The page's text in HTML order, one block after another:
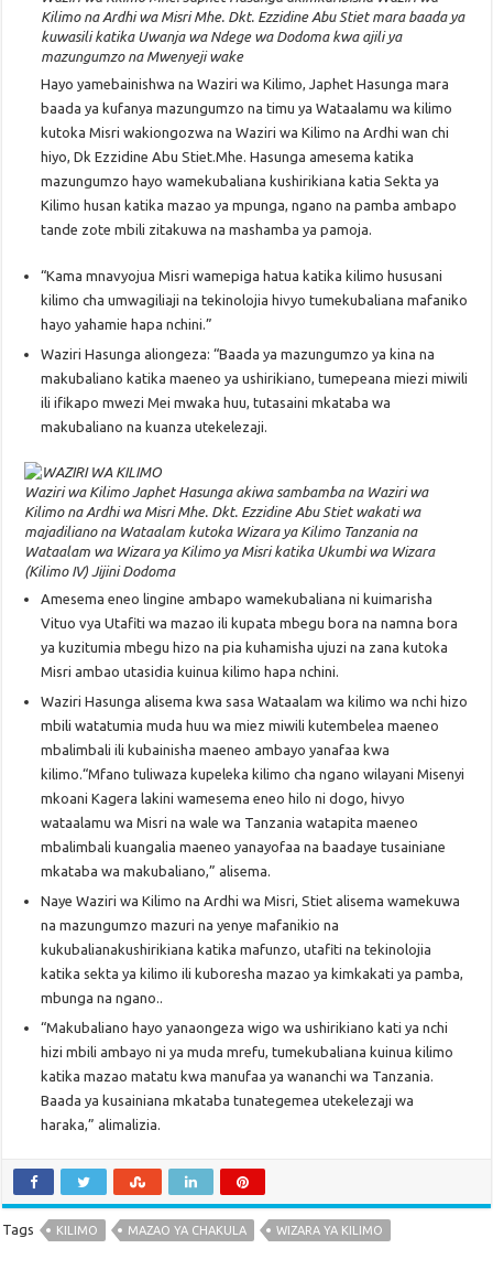
Kilimo na Ardhi wa Misri Mhe. Dkt. Ezzidine Abu Stiet mara baada ya
kuwasili katika Uwanja wa Ndege wa Dodoma kwa ajili ya
mazungumzo na Mwenyeji wake
Hayo yamebainishwa na Waziri wa Kilimo, Japhet Hasunga mara
baada ya kufanya mazungumzo na timu ya Wataalamu wa kilimo
kutoka Misri wakiongozwa na Waziri wa Kilimo na Ardhi wan chi
hiyo, Dk Ezzidine Abu Stiet.Mhe. Hasunga amesema katika
mazungumzo hayo wamekubaliana kushirikiana katia Sekta ya
Kilimo husan katika mazao ya mpunga, ngano na pamba ambapo
tande zote mbili zitakuwa na mashamba ya pamoja.
“Kama mnavyojua Misri wamepiga hatua katika kilimo hususani
kilimo cha umwagiliaji na tekinolojia hivyo tumekubaliana mafaniko
hayo yahamie hapa nchini.”
Waziri Hasunga aliongeza: “Baada ya mazungumzo ya kina na
makubaliano katika maeneo ya ushirikiano, tumepeana miezi miwili
ili ifikapo mwezi Mei mwaka huu, tutasaini mkataba wa
makubaliano na kuanza utekelezaji.
Waziri wa Kilimo Japhet Hasunga akiwa sambamba na Waziri wa
Kilimo na Ardhi wa Misri Mhe. Dkt. Ezzidine Abu Stiet wakati wa
majadiliano na Wataalam kutoka Wizara ya Kilimo Tanzania na
Wataalam wa Wizara ya Kilimo ya Misri katika Ukumbi wa Wizara
(Kilimo IV) Jijini Dodoma
Amesema eneo lingine ambapo wamekubaliana ni kuimarisha
Vituo vya Utafiti wa mazao ili kupata mbegu bora na namna bora
ya kuzitumia mbegu hizo na pia kuhamisha ujuzi na zana kutoka
Misri ambao utasidia kuinua kilimo hapa nchini.
Waziri Hasunga alisema kwa sasa Wataalam wa kilimo wa nchi hizo
mbili watatumia muda huu wa miez miwili kutembelea maeneo
mbalimbali ili kubainisha maeneo ambayo yanafaa kwa
kilimo.“Mfano tuliwaza kupeleka kilimo cha ngano wilayani Misenyi
mkoani Kagera lakini wamesema eneo hilo ni dogo, hivyo
wataalamu wa Misri na wale wa Tanzania watapita maeneo
mbalimbali kuangalia maeneo yanayofaa na baadaye tusainiane
mkataba wa makubaliano,” alisema.
Naye Waziri wa Kilimo na Ardhi wa Misri, Stiet alisema wamekuwa
na mazungumzo mazuri na yenye mafanikio na
kukubalianakushirikiana katika mafunzo, utafiti na tekinolojia
katika sekta ya kilimo ili kuboresha mazao ya kimkakati ya pamba,
mbunga na ngano..
“Makubaliano hayo yanaongeza wigo wa ushirikiano kati ya nchi
hizi mbili ambayo ni ya muda mrefu, tumekubaliana kuinua kilimo
katika mazao matatu kwa manufaa ya wananchi wa Tanzania.
Baada ya kusainiana mkataba tunategemea utekelezaji wa
haraka,” alimalizia.
Tags KILIMO MAZAO YA CHAKULA WIZARA YA KILIMO